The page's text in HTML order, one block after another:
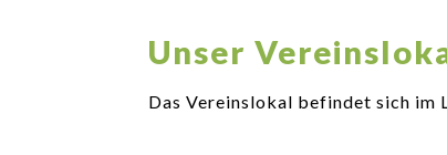
Unser
Das Vereinslokal befindet sich